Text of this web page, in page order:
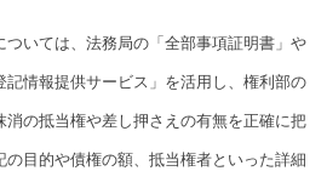
ついては、法務局の「全部事項証明書」や
記情報提供サービス」を活用し、権利部の
の抵当権や差し押さえの有無を正確に把
目的や債権の額、抵当権者といった詳細